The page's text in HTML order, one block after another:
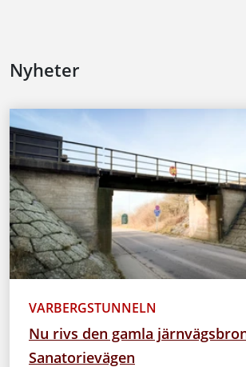
Nyheter
VARBERGSTUNNELN
Nu rivs den gamla
Sanatorievägen